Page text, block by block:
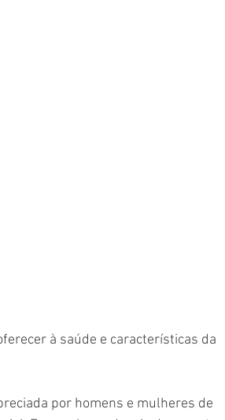
à saúde e características da
por homens e mulheres de